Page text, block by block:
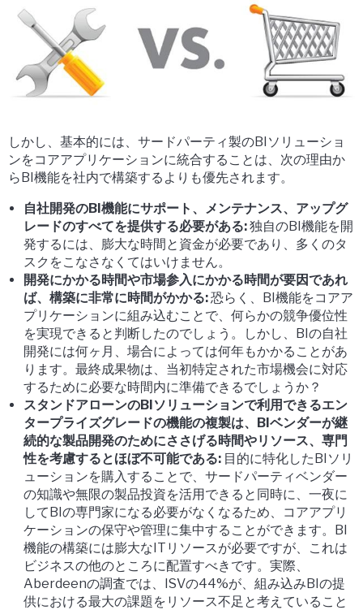
しかし、基本的には、サードパーティ製のBIソリューショ
ンをコアアプリケーションに統合することは、次の理由か
らBI機能を社内で構築するよりも優先されます。
自社開発のBI機能にサポート、メンテナンス、アップグ
レードのすべてを提供する必要がある:独自のBI機能を開
発するには、膨大な時間と資金が必要であり、多くのタ
スクをこなさなくてはいけません。
開発にかかる時間や市場参入にかかる時間が要因であれ
ば、構築に非常に時間がかかる:恐らく、BI機能をコアア
プリケーションに組み込むことで、何らかの競争優位性
を実現できると判断したのでしょう。しかし、BIの自社
開発には何ヶ月、場合によっては何年もかかることがあ
ります。最終成果物は、当初特定された市場機会に対応
するために必要な時間内に準備できるでしょうか？
スタンドアローンのBIソリューションで利用できるエン
タープライズグレードの機能の複製は、BIベンダーが継
続的な製品開発のためにささげる時間やリソース、専門
性を考慮するとほぼ不可能である: 目的に特化したBIソリ
ューションを購入することで、サードパーティベンダー
の知識や無限の製品投資を活用できると同時に、一夜に
してBIの専門家になる必要がなくなるため、コアアプリ
ケーションの保守や管理に集中することができます。BI
機能の構築には膨大なITリソースが必要ですが、これは
ビジネスの他のところに配置すべきです。実際、
Aberdeenの調査では、ISVの44%が、組み込みBIの提
供における最大の課題をリソース不足と考えていること